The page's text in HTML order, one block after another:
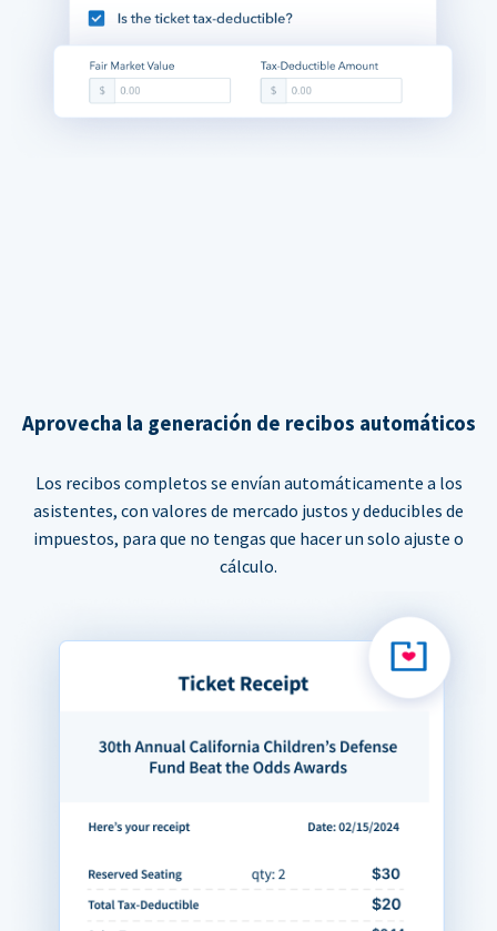
Aprovecha la generación de recibos automáticos
Los recibos completos se envían automáticamente a los
asistentes, con valores de mercado justos y deducibles de
impuestos, para que no tengas que hacer un solo ajuste o
cálculo.